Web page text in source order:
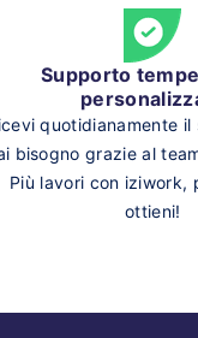
Supporto
quotidianamente
bisogno grazie al
Più lavori con iziwork,
ottieni!